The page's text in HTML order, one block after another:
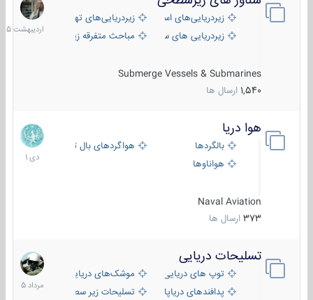
زیردریایی‌های استراتژیکزیردریایی‌های تهاجمی
زیردریایی های سبک
مباحث متفرقه زیرسطحی
Submerge Vessels & Submarines
1,540 ارسال ها
1405
هوا دریا
بالگردها
هواگردهای بال ثابت
هواناوها
Naval Aviation
373 ارسال ها
12
دی
1401
تسلیحات دریایی
توپ های دریایی
موشک‌های دریایی
پدافندهای دریاپایه
تسلیحات زیر سطحی
2
مرداد
1405